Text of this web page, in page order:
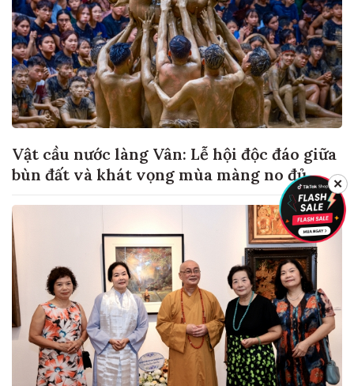
Vật cầu nước làng Vân: Lễ hội độc đáo giữa
bùn đất và khát vọng mùa màng no đủ
✕